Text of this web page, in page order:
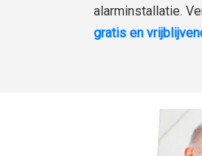
alarminstallatie.
gratis en